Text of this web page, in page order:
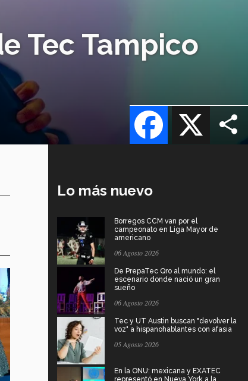
Tec Tampico
X
Facebook
Lo más nuevo
Borregos CCM van por el
campeonato en Liga Mayor de
americano
06 Agosto 2026
De PrepaTec Qro al mundo: el
escenario donde nació un gran
sueño
06 Agosto 2026
Tec y UT Austin buscan "devolver la
voz" a hispanohablantes con afasia
05 Agosto 2026
En la ONU: mexicana y EXATEC
representó en Nueva York a la